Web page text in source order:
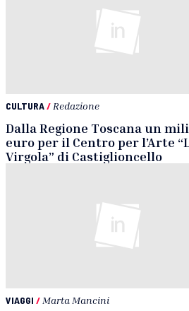
CULTURA/ Redazione
Dalla Regione Toscana un
euro per il Centro per l’Arte
Virgola” di Castiglioncello
VIAGGI / Marta Mancini